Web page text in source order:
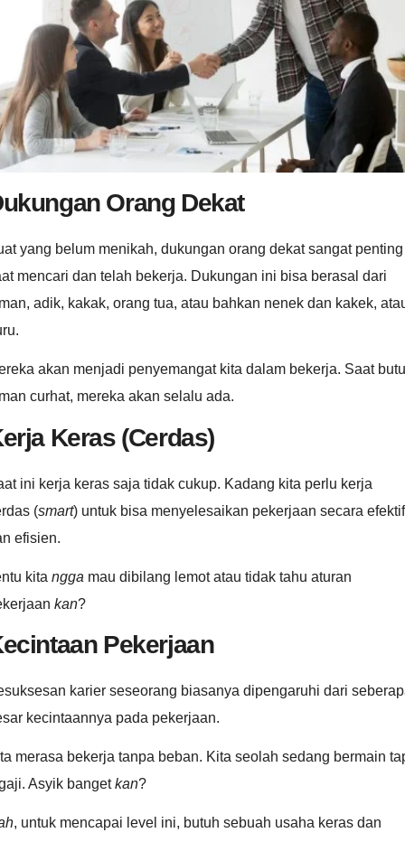
Orang Dekat
yang belum menikah, dukungan orang dekat sangat penting
mencari dan telah bekerja. Dukungan ini bisa berasal dari
adik, kakak, orang tua, atau bahkan nenek dan kakek,
akan menjadi penyemangat kita dalam bekerja. Saat
curhat, mereka akan selalu ada.
Keras (Cerdas)
ini kerja keras saja tidak cukup. Kadang kita perlu kerja
(smart) untuk bisa menyelesaikan pekerjaan secara efektif
efisien.
kita ngga mau dibilang lemot atau tidak tahu aturan
kan?
Pekerjaan
karier seseorang biasanya dipengaruhi dari
kecintaannya pada pekerjaan.
merasa bekerja tanpa beban. Kita seolah sedang bermain
Asyik bangetkan?
, untuk mencapai level ini, butuh sebuah usaha keras dan